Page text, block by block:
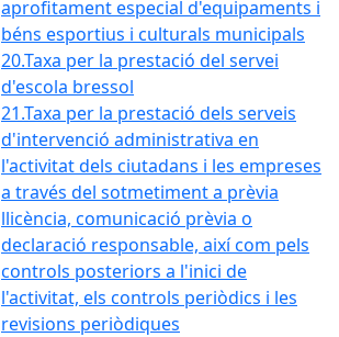
aprofitament especial d'equipaments i
béns esportius i culturals municipals
20.Taxa per la prestació del servei
d'escola bressol
21.Taxa per la prestació dels serveis
d'intervenció administrativa en
l'activitat dels ciutadans i les empreses
a través del sotmetiment a prèvia
llicència, comunicació prèvia o
declaració responsable, així com pels
controls posteriors a l'inici de
l'activitat, els controls periòdics i les
revisions periòdiques